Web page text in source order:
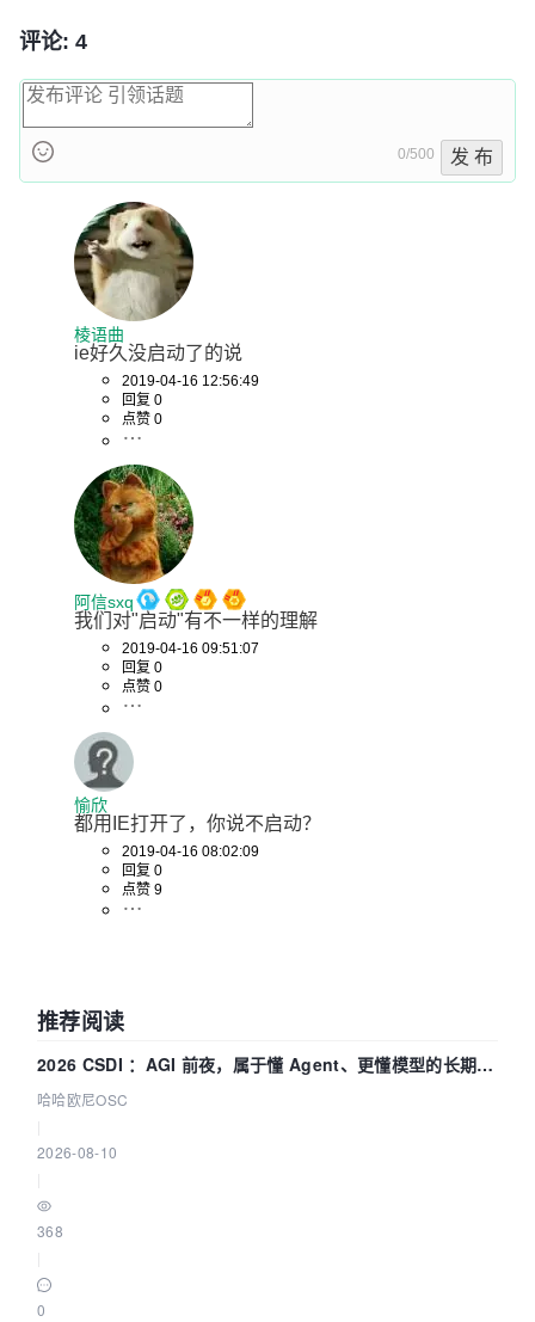
评论: 4
0/500 发 布
棱语曲
ie好久没启动了的说
2019-04-16 12:56:49
回复 0
点赞 0
阿信sxq
我们对"启动"有不一样的理解
2019-04-16 09:51:07
回复 0
点赞 0
愉欣
都用IE打开了，你说不启动？
2019-04-16 08:02:09
回复 0
点赞 9
推荐阅读
2026 CSDI ：AGI 前夜，属于懂 Agent、更懂模型的长期深
耕企业
哈哈欧尼OSC
2026-08-10
368
0